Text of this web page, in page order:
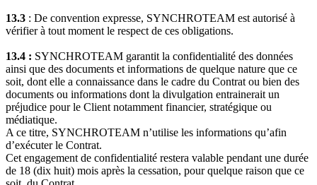
13.3 : De convention expresse, SYNCHROTEAM est autorisé à
vérifier à tout moment le respect de ces obligations.
13.4 : SYNCHROTEAM garantit la confidentialité des données
ainsi que des documents et informations de quelque nature que ce
soit, dont elle a connaissance dans le cadre du Contrat ou bien des
documents ou informations dont la divulgation entrainerait un
préjudice pour le Client notamment financier, stratégique ou
médiatique.
A ce titre, SYNCHROTEAM n’utilise les informations qu’afin
d’exécuter le Contrat.
Cet engagement de confidentialité restera valable pendant une durée
de 18 (dix huit) mois après la cessation, pour quelque raison que ce